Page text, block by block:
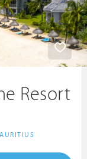
Resort